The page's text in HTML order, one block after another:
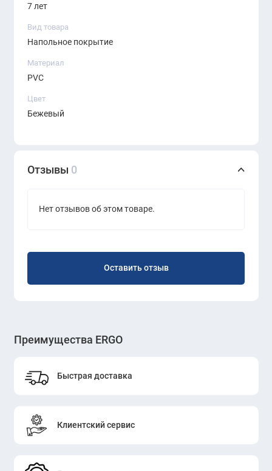
7 лет
Вид товара
Напольное покрытие
Материал
PVC
Цвет
Бежевый
Отзывы 0
Нет отзывов об этом товаре.
Оставить отзыв
Преимущества ERGO
Быстрая доставка
Клиентский сервис